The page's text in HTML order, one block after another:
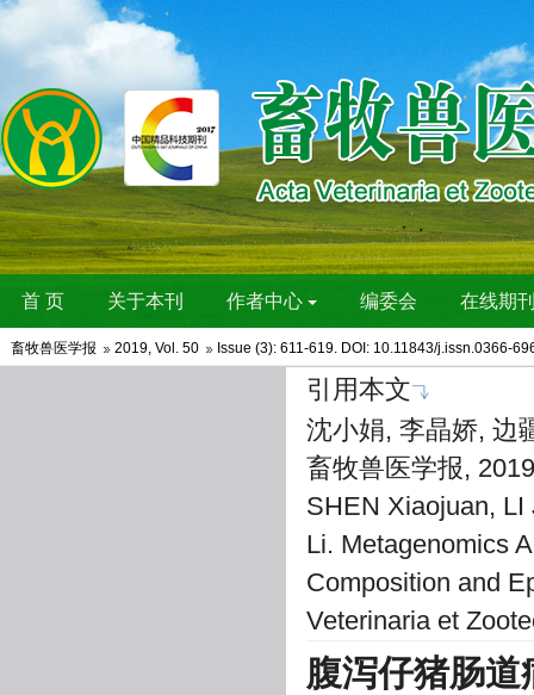
畜牧兽医学报 2019, Vol. 50 Issue (3): 611-619. DOI: 10.11843/j.issn.0366-
引用本文
沈小娟, 李晶娇, 边
畜牧兽医学报,
SHEN Xiaojuan,
Li. Metagenomics
Composition and
Veterinaria et
腹泻仔猪肠